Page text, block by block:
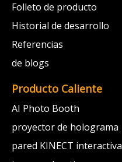
Folleto de producto
Historial de desarrollo
Referencias
de blogs
Producto Caliente
AI Photo Booth
proyector de holograma
pared KINECT interactiva